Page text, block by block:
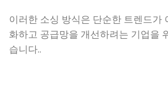
이러한 소싱 방식은 단순한 트렌드가
화하고 공급망을 개선하려는 기업을
습니다..